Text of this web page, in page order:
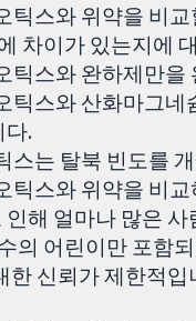
틱스와 위약을 비
차이가 있는지에
틱스와 완하제만
틱스와 산화마그
다.
스는 탈북 빈도를
틱스와 위약을 비
해 얼마나 많은
의 어린이만 포함
한 신뢰가 제한적입